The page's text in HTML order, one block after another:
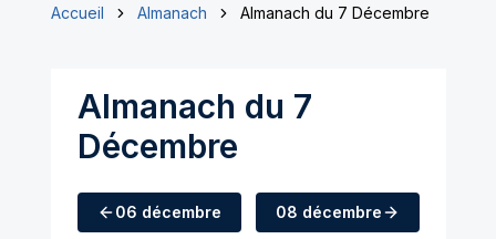
Accueil Almanach Almanach du 7 Décembre
Almanach du 7
Décembre
06 décembre 08 décembre